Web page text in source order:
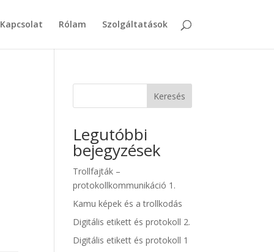
Kapcsolat Rólam Szolgáltatások
Keresés
Legutóbbi
bejegyzések
Trollfajták –
protokollkommunikáció 1.
Kamu képek és a trollkodás
Digitális etikett és protokoll 2.
Digitális etikett és protokoll 1